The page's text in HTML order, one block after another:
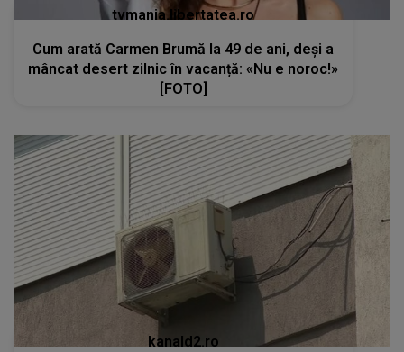
tvmania.libertatea.ro
Cum arată Carmen Brumă la 49 de ani, deși a
mâncat desert zilnic în vacanță: «Nu e noroc!»
[FOTO]
kanald2.ro